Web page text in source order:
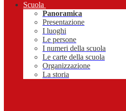
Scuola
Panoramica
Presentazione
I luoghi
Le persone
I numeri della scuola
Le carte della scuola
Organizzazione
La storia